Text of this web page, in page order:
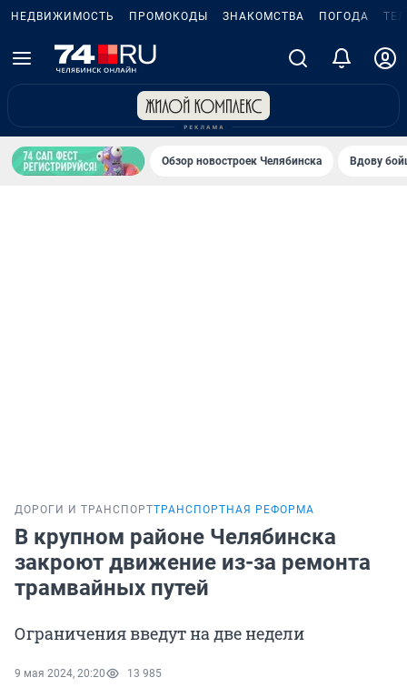
НЕДВИЖИМОСТЬ ПРОМОКОДЫ ЗНАКОМСТВА ПОГОДА
Обзор новостроек Челябинска Вдову
ДОРОГИ И ТРАНСПОРТТРАНСПОРТНАЯ РЕФОРМА
В крупном районе Челябинска
закроют движение из-за ремонта
трамвайных путей
Ограничения введут на две недели
9 мая 2024, 20:20 13 985